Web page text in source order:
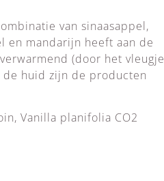
van sinaasappel,
en mandarijn heeft aan de
(door het vleugje
de huid zijn de producten
Vanilla planifolia CO2